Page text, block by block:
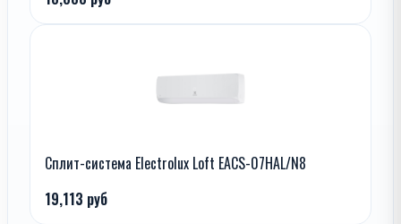
Сплит-система Electrolux Loft EACS-07HAL/N8
19,113 руб